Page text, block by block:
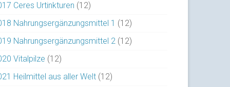
Ceres Urtinkturen (12)
Nahrungsergänzungsmittel 1 (12)
Nahrungsergänzungsmittel 2 (12)
Vitalpilze (12)
Heilmittel aus aller Welt (12)